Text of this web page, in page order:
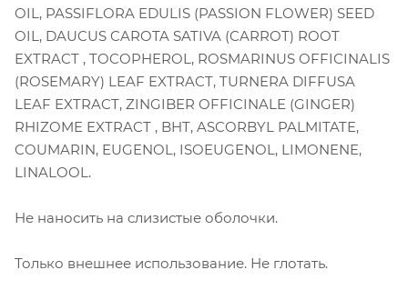
OIL, PASSIFLORA EDULIS (PASSION FLOWER) SEED
OIL, DAUCUS CAROTA SATIVA (CARROT) ROOT
EXTRACT , TOCOPHEROL, ROSMARINUS OFFICINALIS
(ROSEMARY) LEAF EXTRACT, TURNERA DIFFUSA
LEAF EXTRACT, ZINGIBER OFFICINALE (GINGER)
RHIZOME EXTRACT , BHT, ASCORBYL PALMITATE,
COUMARIN, EUGENOL, ISOEUGENOL, LIMONENE,
LINALOOL.
Не наносить на слизистые оболочки.
Только внешнее использование. Не глотать.